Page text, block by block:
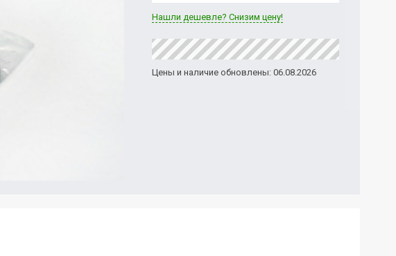
Нашли дешевле? Снизим цену!
Цены и наличие обновлены: 06.08.2026